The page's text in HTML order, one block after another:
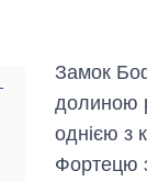
Замок
долиною
однією з
Фортецю